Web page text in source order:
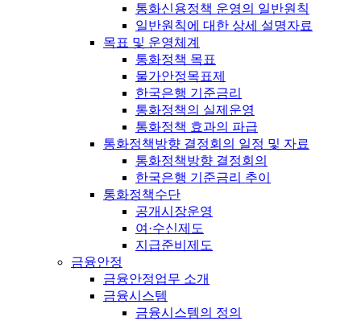
통화신용정책 운영의 일반원칙
일반원칙에 대한 상세 설명자료
목표 및 운영체계
통화정책 목표
물가안정목표제
한국은행 기준금리
통화정책의 실제운영
통화정책 효과의 파급
통화정책방향 결정회의 일정 및 자료
통화정책방향 결정회의
한국은행 기준금리 추이
통화정책수단
공개시장운영
여·수신제도
지급준비제도
금융안정
금융안정업무 소개
금융시스템
금융시스템의 정의